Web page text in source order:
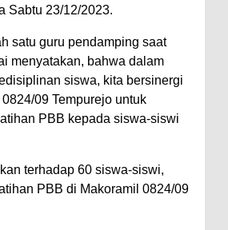
Sabtu 23/12/2023.
satu guru pendamping saat
menyatakan, bahwa dalam
siswa, kita bersinergi
09 Tempurejo untuk
PBB kepada siswa-siswi
terhadap 60 siswa-siswi,
PBB di Makoramil 0824/09